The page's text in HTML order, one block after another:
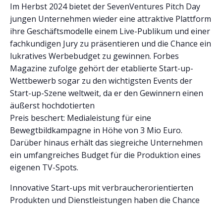
Im Herbst 2024 bietet der SevenVentures Pitch Day
jungen Unternehmen wieder eine attraktive Plattform
ihre Geschäftsmodelle einem Live-Publikum und einer
fachkundigen Jury zu präsentieren und die Chance ein
lukratives Werbebudget zu gewinnen. Forbes
Magazine zufolge gehört der etablierte Start-up-
Wettbewerb sogar zu den wichtigsten Events der
Start-up-Szene weltweit, da er den Gewinnern einen
äußerst hochdotierten
Preis beschert: Medialeistung für eine
Bewegtbildkampagne in Höhe von 3 Mio Euro.
Darüber hinaus erhält das siegreiche Unternehmen
ein umfangreiches Budget für die Produktion eines
eigenen TV-Spots.
Innovative Start-ups mit verbraucherorientierten
Produkten und Dienstleistungen haben die Chance